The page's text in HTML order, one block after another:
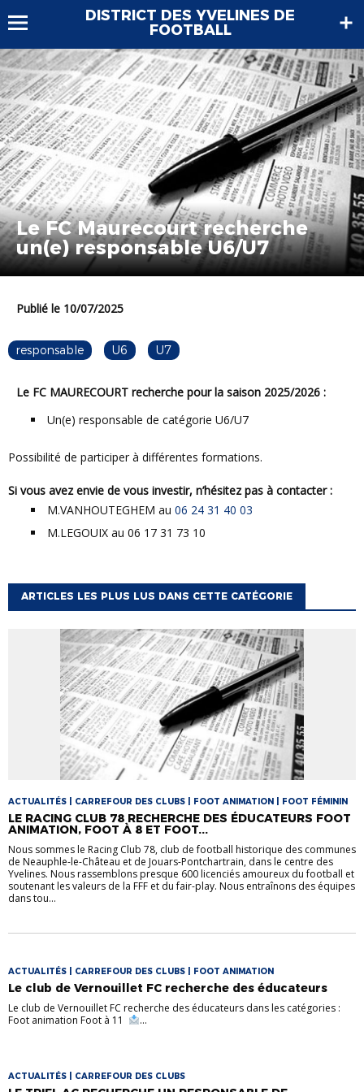
DISTRICT DES YVELINES DE
FOOTBALL
Le FC Maurecourt recherche
un(e) responsable U6/U7
Publié le 10/07/2025
responsable U6 U7
Le FC MAURECOURT recherche pour la saison 2025/2026 :
Un(e) responsable de catégorie U6/U7
Possibilité de participer à différentes formations.
Si vous avez envie de vous investir, n’hésitez pas à contacter :
M.VANHOUTEGHEM au 06 24 31 40 03
M.LEGOUIX au 06 17 31 73 10
ARTICLES LES PLUS LUS DANS CETTE CATÉGORIE
ACTUALITÉS | CARREFOUR DES CLUBS | FOOT ANIMATION | FOOT FÉMININ
LE RACING CLUB 78 RECHERCHE DES ÉDUCATEURS FOOT
ANIMATION, FOOT À 8 ET FOOT...
Nous sommes le Racing Club 78, club de football historique des communes
de Neauphle-le-Château et de Jouars-Pontchartrain, dans le centre des
Yvelines. Nous rassemblons presque 600 licenciés amoureux du football et
soutenant les valeurs de la FFF et du fair-play. Nous entraînons des équipes
dans tou...
ACTUALITÉS | CARREFOUR DES CLUBS | FOOT ANIMATION
Le club de Vernouillet FC recherche des éducateurs
Le club de Vernouillet FC recherche des éducateurs dans les catégories :
Foot animation Foot à 11
...
ACTUALITÉS | CARREFOUR DES CLUBS